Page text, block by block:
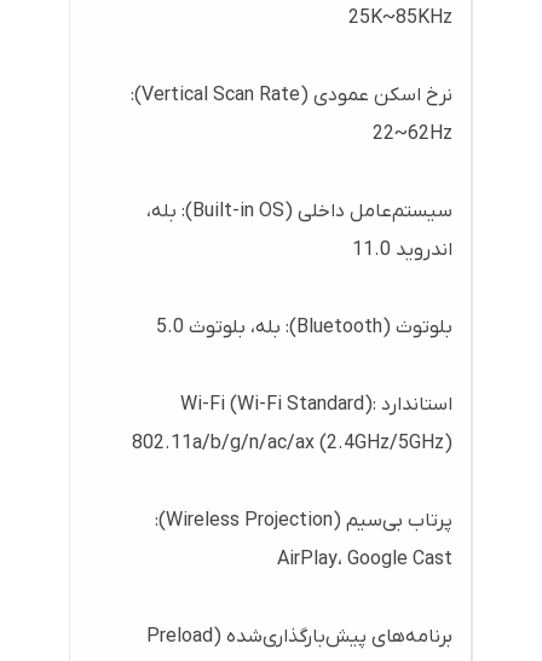
25K~85KHz
نرخ اسکن عمودی (Vertical Scan Rate):
22~62Hz
سیستم‌عامل داخلی (Built-in OS): بله،
اندروید 11.0
بلوتوث (Bluetooth): بله، بلوتوث 5.0
استاندارد Wi-Fi (Wi-Fi Standard):
802.11a/b/g/n/ac/ax (2.4GHz/5GHz)
پرتاب بی‌سیم (Wireless Projection):
AirPlay، Google Cast
برنامه‌های پیش‌بارگذاری‌شده (Preload